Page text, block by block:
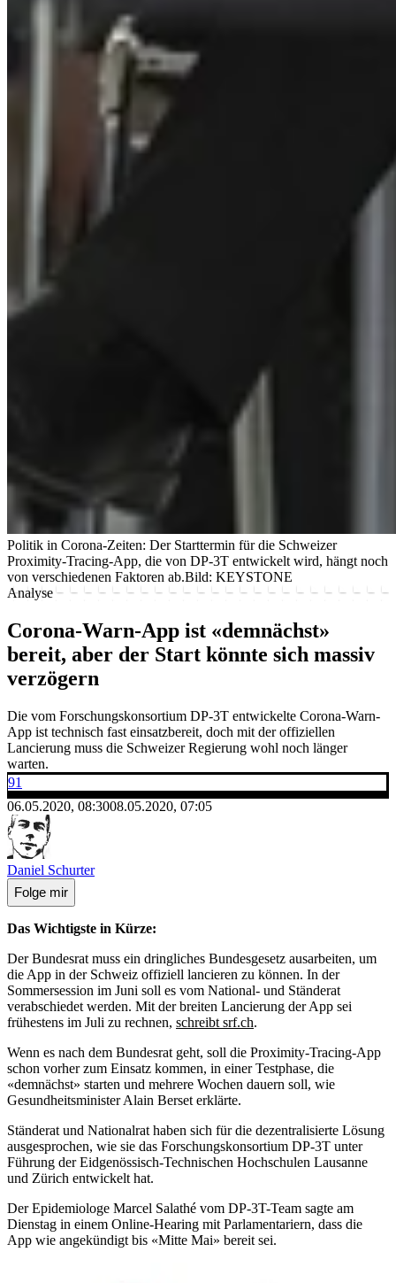
Politik in Corona-Zeiten: Der Starttermin für die Schweizer
Proximity-Tracing-App, die von DP-3T entwickelt wird, hängt noch
von verschiedenen Faktoren ab.Bild: KEYSTONE
Analyse
Corona-Warn-App ist «demnächst»
bereit, aber der Start könnte sich massiv
verzögern
Die vom Forschungskonsortium DP-3T entwickelte Corona-Warn-
App ist technisch fast einsatzbereit, doch mit der offiziellen
Lancierung muss die Schweizer Regierung wohl noch länger
warten.
91
06.05.2020, 08:3008.05.2020, 07:05
Daniel Schurter
Folge mir
Das Wichtigste in Kürze:
Der Bundesrat muss ein dringliches Bundesgesetz ausarbeiten, um
die App in der Schweiz offiziell lancieren zu können. In der
Sommersession im Juni soll es vom National- und Ständerat
verabschiedet werden. Mit der breiten Lancierung der App sei
frühestens im Juli zu rechnen, schreibt srf.ch.
Wenn es nach dem Bundesrat geht, soll die Proximity-Tracing-App
schon vorher zum Einsatz kommen, in einer Testphase, die
«demnächst» starten und mehrere Wochen dauern soll, wie
Gesundheitsminister Alain Berset erklärte.
Ständerat und Nationalrat haben sich für die dezentralisierte Lösung
ausgesprochen, wie sie das Forschungskonsortium DP-3T unter
Führung der Eidgenössisch-Technischen Hochschulen Lausanne
und Zürich entwickelt hat.
Der Epidemiologe Marcel Salathé vom DP-3T-Team sagte am
Dienstag in einem Online-Hearing mit Parlamentariern, dass die
App wie angekündigt bis «Mitte Mai» bereit sei.